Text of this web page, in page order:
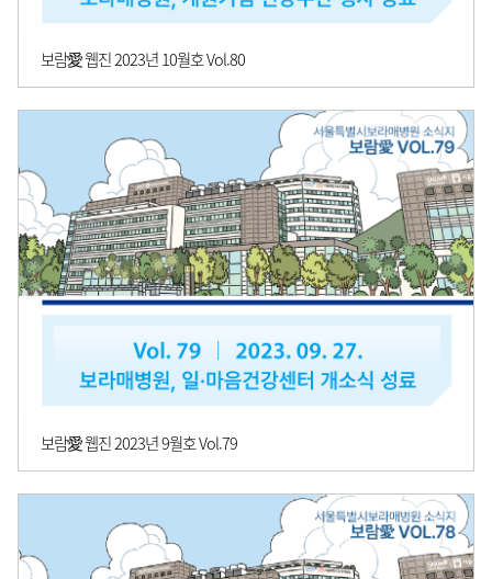
보람愛 웹진 2023년 10월호 Vol.80
보람愛 웹진 2023년 9월호 Vol.79